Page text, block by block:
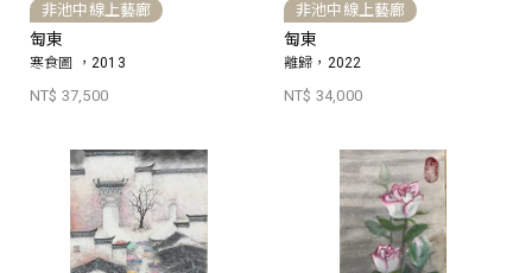
非池中線上藝廊
匋東
寒食圖 ，2013
NT$ 37,500
非池中線上藝廊
匋東
離歸，2022
NT$ 34,000